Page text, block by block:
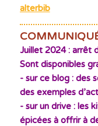
alterbib
Juillet 2024 : arrêt
Sont disponibles
- sur ce blog : des
des exemples
- sur un drive : les
épicées à offrir à